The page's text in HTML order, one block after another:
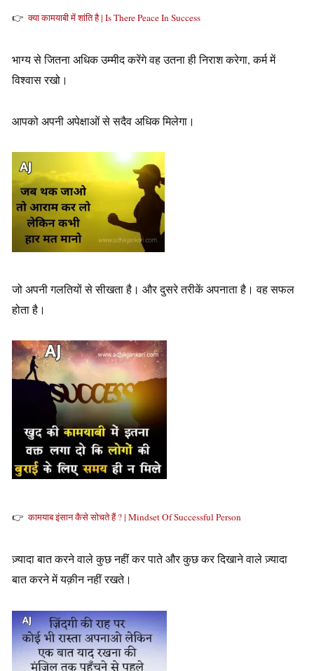
👉क्या कामयाबी में शांति है | Is There Peace In Success
भाग्य से जितना अधिक उम्मीद करेंगे वह उतना ही निराश करेगा, कर्म में
विश्वास रखो।
आपको अपनी अपेक्षाओं से सदैव अधिक मिलेगा।
जो अपनी गलतियों से सीखता है। और दुसरे तरीकें अपनाता है। वह सफल
होता है।
👉कामयाब इंसान कैसे सोचते हैं ? | Mindset Of Successful Person
ज़्यादा बात करने वाले कुछ नहीं कर पाते और कुछ कर दिखाने वाले ज़्यादा
बात करने में यक़ीन नहीं रखते।